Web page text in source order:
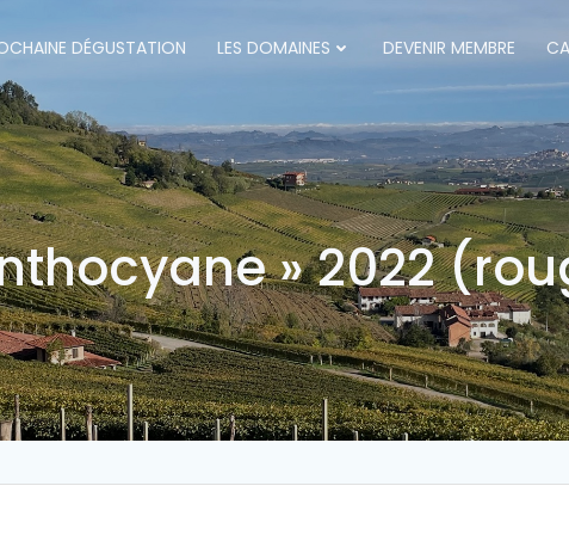
DÉGUSTATION LES DOMAINES DEVENIR MEMBRE
» 2022